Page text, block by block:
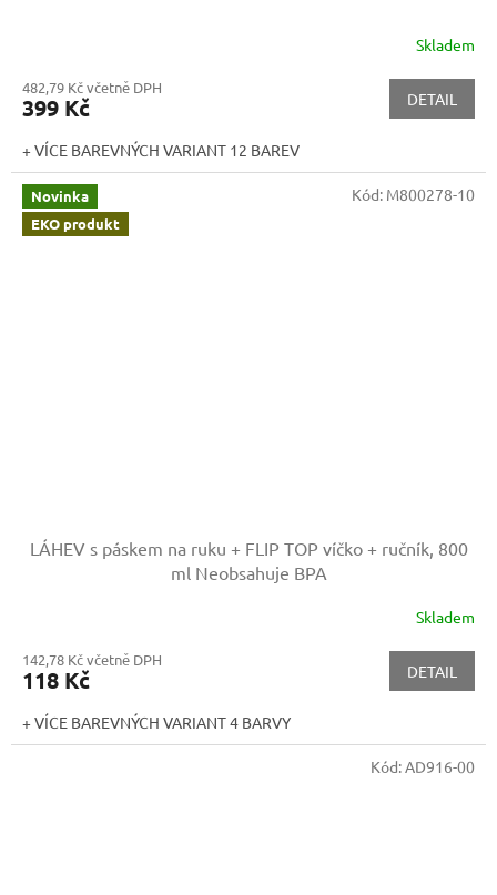
Skladem
482,79 Kč včetně DPH
399 Kč DETAIL
+ VÍCE BAREVNÝCH VARIANT 12 BAREV
Novinka
EKO produkt
LÁHEV s páskem na ruku + FLIP TOP víčko + ručník, 800
ml Neobsahuje BPA
Skladem
142,78 Kč včetně DPH
118 Kč DETAIL
+ VÍCE BAREVNÝCH VARIANT 4 BARVY
Kód: M800278-10
Kód:AD916-00